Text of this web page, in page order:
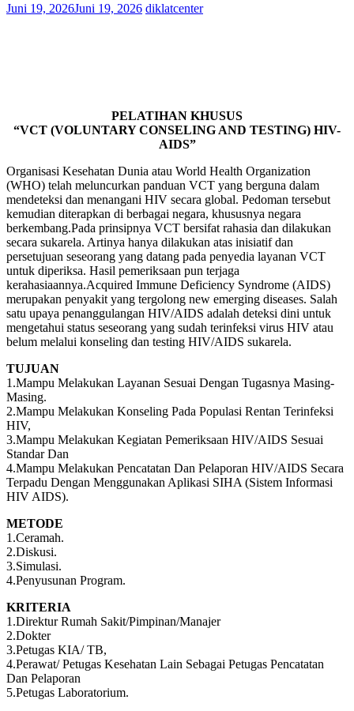
Juni 19, 2026Juni 19, 2026 diklatcenter
PELATIHAN KHUSUS
“VCT (VOLUNTARY CONSELING AND TESTING) HIV-
AIDS”
Organisasi Kesehatan Dunia atau World Health Organization
(WHO) telah meluncurkan panduan VCT yang berguna dalam
mendeteksi dan menangani HIV secara global. Pedoman tersebut
kemudian diterapkan di berbagai negara, khususnya negara
berkembang.Pada prinsipnya VCT bersifat rahasia dan dilakukan
secara sukarela. Artinya hanya dilakukan atas inisiatif dan
persetujuan seseorang yang datang pada penyedia layanan VCT
untuk diperiksa. Hasil pemeriksaan pun terjaga
kerahasiaannya.Acquired Immune Deficiency Syndrome (AIDS)
merupakan penyakit yang tergolong new emerging diseases. Salah
satu upaya penanggulangan HIV/AIDS adalah deteksi dini untuk
mengetahui status seseorang yang sudah terinfeksi virus HIV atau
belum melalui konseling dan testing HIV/AIDS sukarela.
TUJUAN
1.Mampu Melakukan Layanan Sesuai Dengan Tugasnya Masing-
Masing.
2.Mampu Melakukan Konseling Pada Populasi Rentan Terinfeksi
HIV,
3.Mampu Melakukan Kegiatan Pemeriksaan HIV/AIDS Sesuai
Standar Dan
4.Mampu Melakukan Pencatatan Dan Pelaporan HIV/AIDS Secara
Terpadu Dengan Menggunakan Aplikasi SIHA (Sistem Informasi
HIV AIDS).
METODE
1.Ceramah.
2.Diskusi.
3.Simulasi.
4.Penyusunan Program.
KRITERIA
1.Direktur Rumah Sakit/Pimpinan/Manajer
2.Dokter
3.Petugas KIA/ TB,
4.Perawat/ Petugas Kesehatan Lain Sebagai Petugas Pencatatan
Dan Pelaporan
5.Petugas Laboratorium.